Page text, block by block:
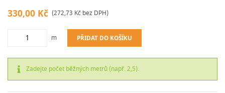
330,00 Kč (272,73 Kč bez DPH)
m PŘIDAT DO KOŠÍKU
Zadejte počet běžných metrů (např. 2,5).